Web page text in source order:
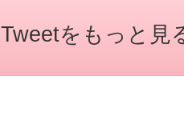
Tweetをもっと見